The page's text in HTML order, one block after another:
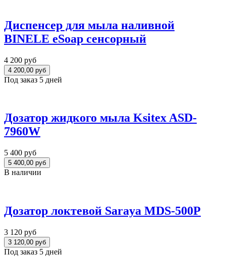
Диспенсер для мыла наливной
BINELE eSoap сенсорный
4 200 руб
Под заказ 5 дней
Дозатор жидкого мыла Ksitex ASD-
7960W
5 400 руб
В наличии
Дозатор локтевой Saraya MDS-500P
3 120 руб
Под заказ 5 дней